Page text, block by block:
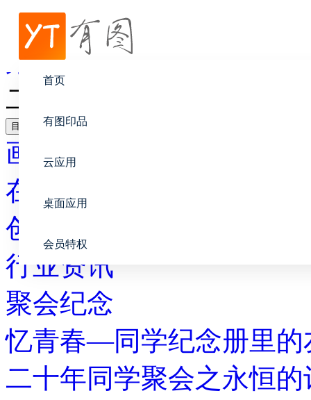
首页
有图印品
云应用
桌面应用
会员特权
帮助中心
聚会纪念
二十三年同学聚会卷首语
目录
画册设计
在线印刷
创意设计
行业资讯
聚会纪念
忆青春—同学纪念册里的
二十年同学聚会之永恒的